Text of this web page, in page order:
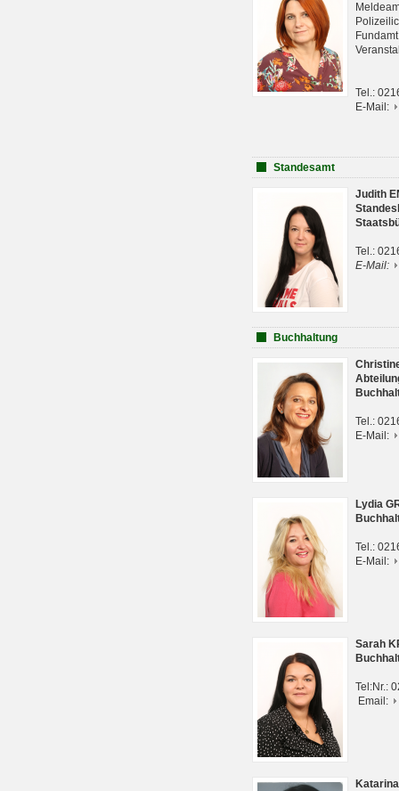
Tel.:
E-Mail:
Standesamt
Judith
Tel.:
E-Mail:
Buchhaltung
Tel.:
E-Mail:
Lydia
Tel.:
E-Mail:
Sarah
Tel:Nr.:
Email: